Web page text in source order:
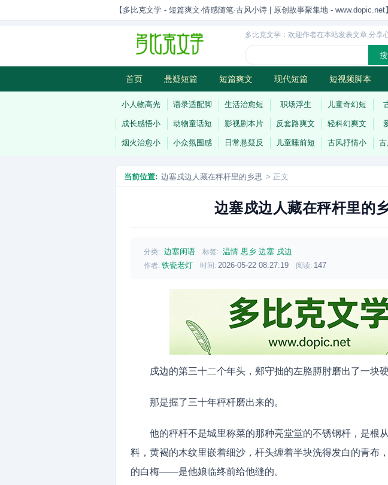
【多比克文学 - 短篇爽文·情感随笔·古风小诗 | 原创故事聚集地 - www.dopic.net】
多比克文学：欢迎作者在本站发表文章,分享
首页 悬疑短篇 短篇爽文 现代短篇 短视频脚本
古风小诗 科幻短篇 现代小诗 连载
小人物高光 语录适配脚 生活治愈短 职场浮生 儿童奇幻短
成长感悟小 动物童话短 影视剧本片 反套路爽文 轻科幻爽文
烟火治愈小 小众氛围感 日常悬疑反 儿童睡前短 古风抒情小
当前位置: 边塞戍边人藏在秤杆里的乡思 > 正文
边塞戍边人藏在秤杆里的
分类: 边塞闲语 标签: 温情 思乡 边塞 戍边
作者: 铁瓷老灯 时间: 2026-05-22 08:27:19 阅读: 147
戍边的第三十二个年头，郏守拙的左胳膊肘磨出了一块硬
那是握了三十年秤杆磨出来的。
他的秤杆不是城里称菜的那种亮堂堂的不锈钢杆，是根
料，黄褐的木纹里嵌着细沙，杆头缠着半块洗得发白的青布
的白梅——是他娘临终前给他缝的。